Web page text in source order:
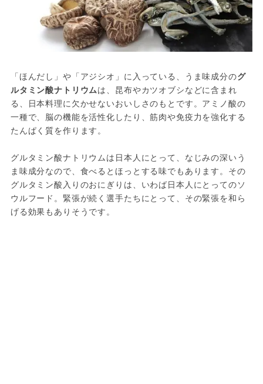
「ほんだし」や「アジシオ」に入っている、うま味成分のグ
ルタミン酸ナトリウムは、昆布やカツオブシなどに含まれ
る、日本料理に欠かせないおいしさのもとです。アミノ酸の
一種で、脳の機能を活性化したり、筋肉や免疫力を強化する
たんぱく質を作ります。
グルタミン酸ナトリウムは日本人にとって、なじみの深いう
ま味成分なので、食べるとほっとする味でもあります。その
グルタミン酸入りのおにぎりは、いわば日本人にとってのソ
ウルフード。緊張が続く選手たちにとって、その緊張を和ら
げる効果もありそうです。